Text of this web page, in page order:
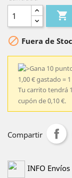

 Fuera de
1,00 € gastado =
Tu carrito tendrá
cupón de 0,10 €.
Compartir
INFO Envíos